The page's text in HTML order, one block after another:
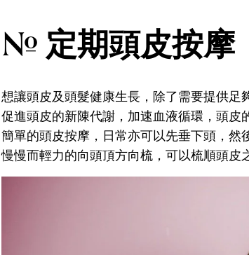
# 定期頭皮按摩
想讓頭皮及頭髮健康生長，除了需要提供足
促進頭皮的新陳代謝，加速血液循環，頭
簡單的頭皮按摩，日常亦可以先垂下頭，然
慢慢而輕力的向頭頂方向梳，可以梳順頭皮